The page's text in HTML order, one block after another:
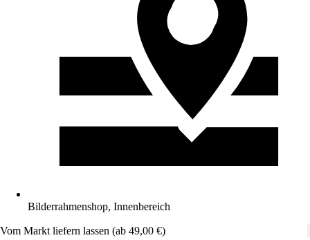
Bilderrahmenshop, Innenbereich
Vom Markt liefern lassen (ab 49,00 €)